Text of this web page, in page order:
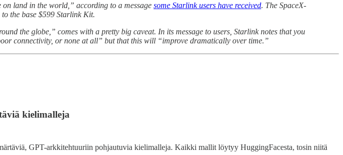
land in the world,” according to a message some Starlink users have received. The SpaceX-
the base $599 Starlink Kit.
the globe,” comes with a pretty big caveat. In its message to users, Starlink notes that you
connectivity, or none at all” but that this will “improve dramatically over time.”
kielimalleja
GPT-arkkitehtuuriin pohjautuvia kielimalleja. Kaikki mallit löytyy HuggingFacesta, tosin niitä